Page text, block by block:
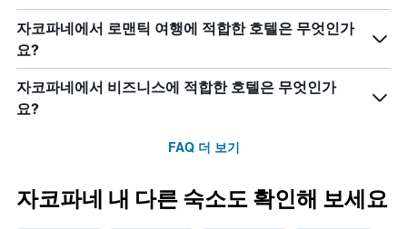
자코파네에서 로맨틱 여행에 적합한 호텔은 무엇인가
요?
자코파네에서 비즈니스에 적합한 호텔은 무엇인가
요?
FAQ 더 보기
자코파네 내 다른 숙소도 확인해 보세요